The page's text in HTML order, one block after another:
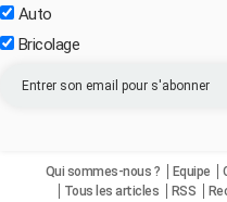
Auto
Bricolage
Qui sommes-nous ? Equipe
Tous les articles
RSS